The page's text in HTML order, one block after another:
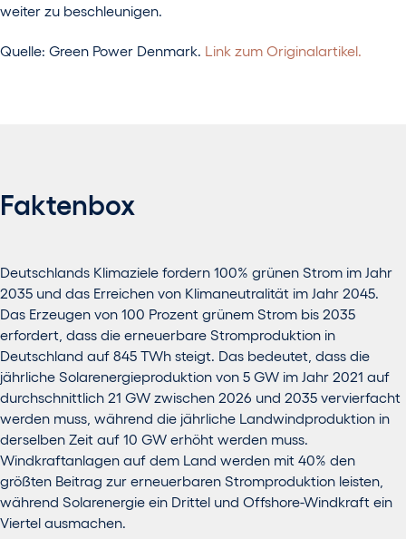
weiter zu beschleunigen.
Quelle: Green Power Denmark. Link zum Originalartikel.
Faktenbox
Deutschlands Klimaziele fordern 100% grünen Strom im Jahr
2035 und das Erreichen von Klimaneutralität im Jahr 2045.
Das Erzeugen von 100 Prozent grünem Strom bis 2035
erfordert, dass die erneuerbare Stromproduktion in
Deutschland auf 845 TWh steigt. Das bedeutet, dass die
jährliche Solarenergieproduktion von 5 GW im Jahr 2021 auf
durchschnittlich 21 GW zwischen 2026 und 2035 vervierfacht
werden muss, während die jährliche Landwindproduktion in
derselben Zeit auf 10 GW erhöht werden muss.
Windkraftanlagen auf dem Land werden mit 40% den
größten Beitrag zur erneuerbaren Stromproduktion leisten,
während Solarenergie ein Drittel und Offshore-Windkraft ein
Viertel ausmachen.